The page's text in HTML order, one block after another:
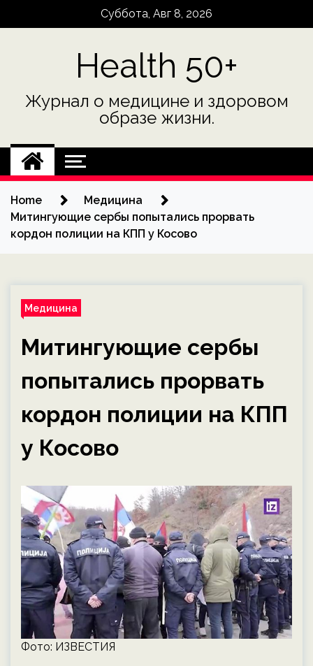
Суббота, Авг 8, 2026
Health 50+
Журнал о медицине и здоровом
образе жизни.
Home
Медицина
Митингующие сербы попытались прорвать
кордон полиции на КПП у Косово
Медицина
Митингующие сербы
попытались прорвать
кордон полиции на КПП
у Косово
Фото: ИЗВЕСТИЯ